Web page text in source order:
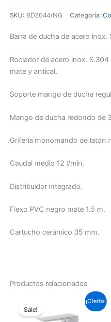
SKU: BDZ044/NG Categoría:
Barra de ducha de acero
Rociador de acero inox.
mate y antical.
Soporte mango de ducha
Mango de ducha redondo de
Grifería monomando de latón
Caudal medio 12 l/min.
Distribuidor integrado.
Flexo PVC negro mate 1.5 m.
Cartucho cerámico 35 mm.
Productos relacionados
¡Oferta!
Sale!
original
precio
actual